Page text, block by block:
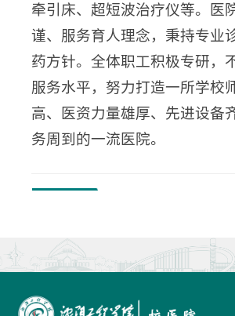
牵引床、超短波治疗仪等。医
谨、服务育人理念，秉持专业
药方针。全体职工积极专研，
服务水平，努力打造一所学校
高、医资力量雄厚、先进设备
务周到的一流医院。